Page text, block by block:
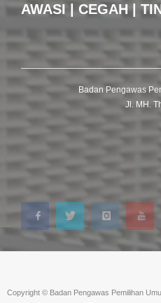
AWASI | CEGAH |
Badan Pengawas
Jl. MH.
Copyright © Badan Pengawas Pemilihan